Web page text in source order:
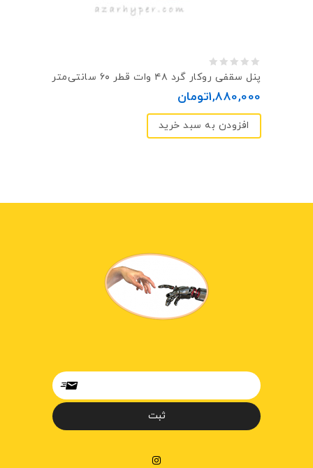
0
پنل سقفی روکار گرد ۴۸ وات قطر ۶۰ سانتی‌متر
1,880,000تومان
افزودن به سبد خرید